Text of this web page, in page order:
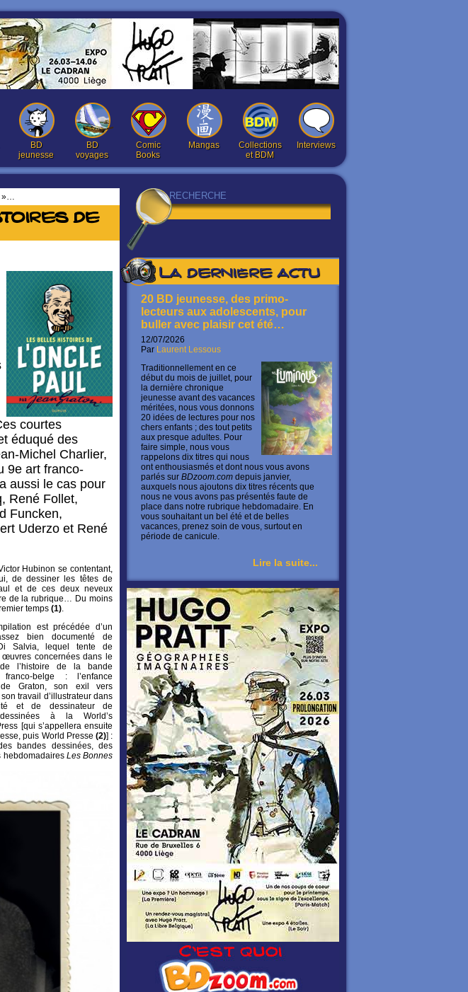
BD
jeunesse
BD
voyages
Comic
Books
Mangas
Collections
et BDM
Interviews
La dernière actu
20 BD jeunesse, des primo-
lecteurs aux adolescents, pour
buller avec plaisir cet été…
12/07/2026
Par Laurent Lessous
Traditionnellement en ce
début du mois de juillet, pour
la dernière chronique
jeunesse avant des vacances
méritées, nous vous donnons
20 idées de lectures pour nos
chers enfants ; des tout petits
aux presque adultes. Pour
faire simple, nous vous
rappelons dix titres qui nous
ont enthousiasmés et dont nous vous avons
parlés sur BDzoom.com depuis janvier,
auxquels nous ajoutons dix titres récents que
nous ne vous avons pas présentés faute de
place dans notre rubrique hebdomadaire. En
vous souhaitant un bel été et de belles
vacances, prenez soin de vous, surtout en
période de canicule.
Lire la suite...
»…
de
courtes
éduqué des
Michel Charlier,
9e art franco-
aussi le cas pour
René Follet,
Funcken,
Uderzo et René
Hubinon se contentant,
de dessiner les têtes de
et de ces deux neveux
de la rubrique… Du moins
temps (1).
est précédée d’un
bien documenté de
Salvia, lequel tente de
œuvres concernées dans le
l’histoire de la bande
franco-belge : l’enfance
de Graton, son exil vers
travail d’illustrateur dans
et de dessinateur de
à la World’s
[qui s’appellera ensuite
puis World Presse (2)] :
bandes dessinées, des
hebdomadaires LesBonnes